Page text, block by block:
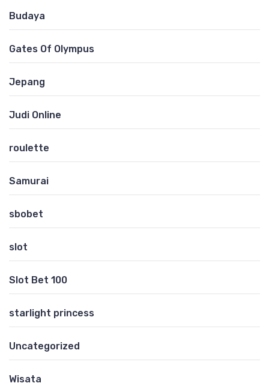
Budaya
Gates Of Olympus
Jepang
Judi Online
roulette
Samurai
sbobet
slot
Slot Bet 100
starlight princess
Uncategorized
Wisata